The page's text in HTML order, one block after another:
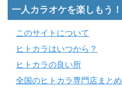
一人カラオケを楽しもう！
このサイトについて
ヒトカラはいつから？
ヒトカラの良い所
全国のヒトカラ専門店まとめ